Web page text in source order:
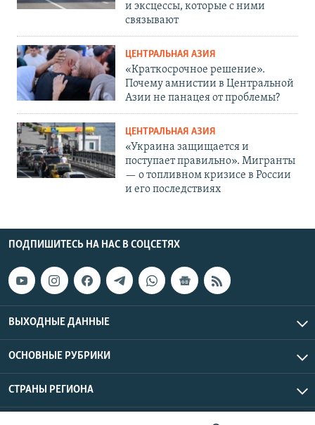
и эксцессы, которые с ними
связывают
ЦЕНТРАЛЬНАЯ АЗИЯ
«Краткосрочное решение».
Почему амнистии в Центральной
Азии не панацея от проблемы?
ЦЕНТРАЛЬНАЯ АЗИЯ
«Украина защищается и
поступает правильно». Мигранты
— о топливном кризисе в России
и его последствиях
ПОДПИШИТЕСЬ НА НАС В СОЦСЕТЯХ
ВЫХОДНЫЕ ДАННЫЕ
ОСНОВНЫЕ РУБРИКИ
СТРАНЫ РЕГИОНА